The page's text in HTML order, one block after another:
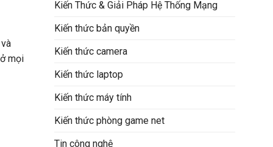
mọi
Kiến Thức & Giải Pháp Hệ Thống Mạng
Kiến thức bản quyền
Kiến thức camera
Kiến thức laptop
Kiến thức máy tính
Kiến thức phòng game net
Tin công nghệ